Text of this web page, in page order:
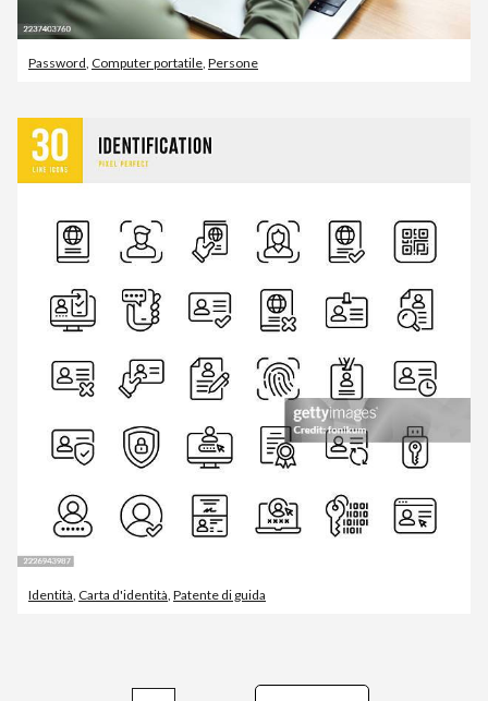
Password, Computer portatile, Persone
Identità, Carta d'identità, Patente di guida